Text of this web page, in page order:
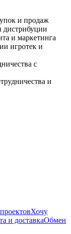
и продаж
дистрибуции
и маркетинга
игротек и
с
и
Хочу
и доставкаОбмен